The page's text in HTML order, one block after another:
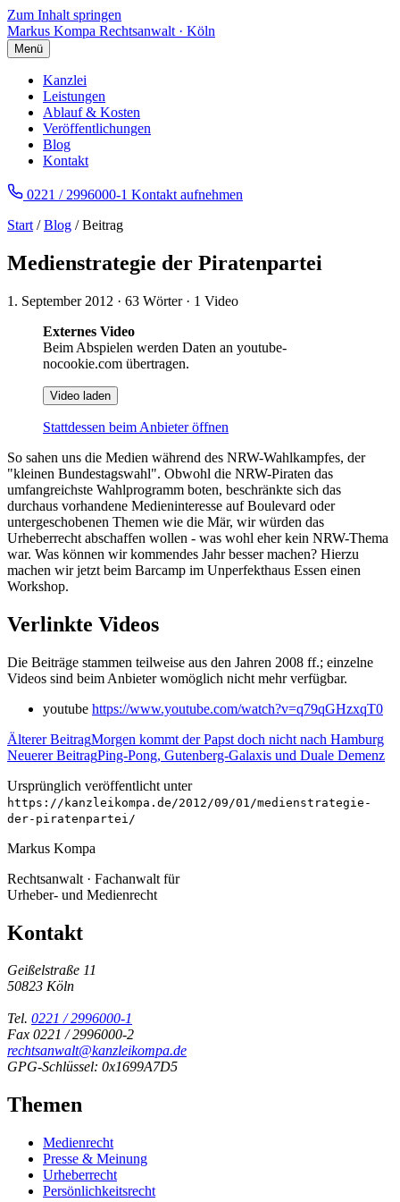
Zum Inhalt springen
Markus Kompa Rechtsanwalt · Köln
Menü
Kanzlei
Leistungen
Ablauf & Kosten
Veröffentlichungen
Blog
Kontakt
0221 / 2996000-1 Kontakt aufnehmen
Start /Blog / Beitrag
Medienstrategie der Piratenpartei
1. September 2012 · 63 Wörter · 1 Video
Externes Video
Beim Abspielen werden Daten an youtube-
nocookie.com übertragen.
Video laden
Stattdessen beim Anbieter öffnen
So sahen uns die Medien während des NRW-Wahlkampfes, der
"kleinen Bundestagswahl". Obwohl die NRW-Piraten das
umfangreichste Wahlprogramm boten, beschränkte sich das
durchaus vorhandene Medieninteresse auf Boulevard oder
untergeschobenen Themen wie die Mär, wir würden das
Urheberrecht abschaffen wollen - was wohl eher kein NRW-Thema
war. Was können wir kommendes Jahr besser machen? Hierzu
machen wir jetzt beim Barcamp im Unperfekthaus Essen einen
Workshop.
Verlinkte Videos
Die Beiträge stammen teilweise aus den Jahren 2008 ff.; einzelne
Videos sind beim Anbieter womöglich nicht mehr verfügbar.
youtube https://www.youtube.com/watch?v=q79qGHzxqT0
Älterer BeitragMorgen kommt der Papst doch nicht nach Hamburg
Neuerer BeitragPing-Pong, Gutenberg-Galaxis und Duale Demenz
Ursprünglich veröffentlicht unter
https://kanzleikompa.de/2012/09/01/medienstrategie-
der-piratenpartei/
Markus Kompa
Rechtsanwalt · Fachanwalt für
Urheber- und Medienrecht
Kontakt
Geißelstraße 11
50823 Köln
Tel. 0221 / 2996000-1
Fax 0221 / 2996000-2
rechtsanwalt@kanzleikompa.de
GPG-Schlüssel: 0x1699A7D5
Themen
Medienrecht
Presse & Meinung
Urheberrecht
Persönlichkeitsrecht